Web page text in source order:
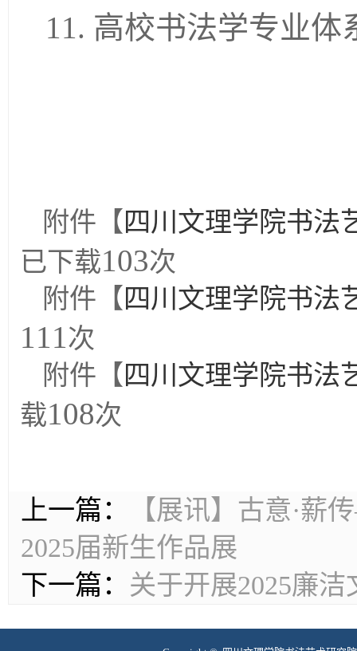
11. 高校书法学专业
附件【 四川文理学院书法
已下载103次
附件【 四川文理学院书法
111次
附件【 四川文理学院书法
载108次
上一篇：
【展讯】古意·
2025届新生作品展
下一篇： 关于开展2025廉